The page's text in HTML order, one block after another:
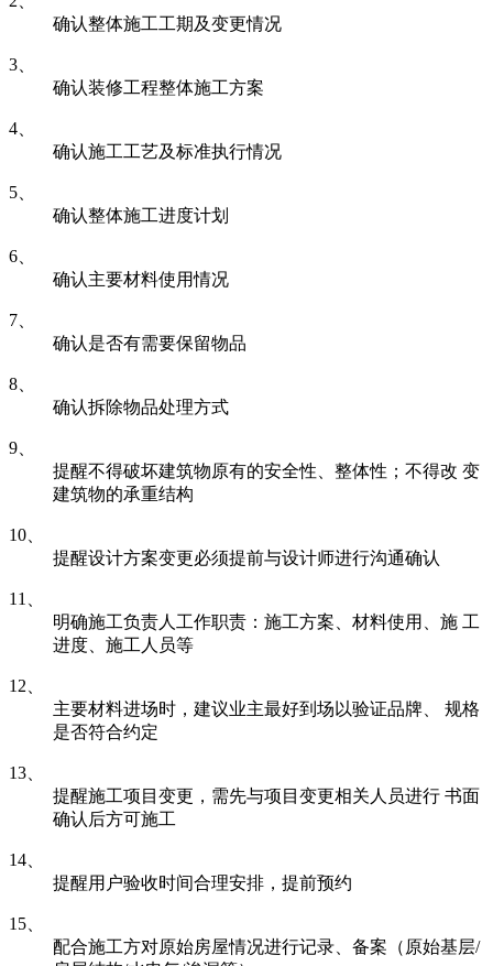
确认整体施工工期及变更情况
3、
确认装修工程整体施工方案
4、
确认施工工艺及标准执行情况
5、
确认整体施工进度计划
6、
确认主要材料使用情况
7、
确认是否有需要保留物品
8、
确认拆除物品处理方式
9、
提醒不得破坏建筑物原有的安全性、整体性；不得改 变
建筑物的承重结构
10、
提醒设计方案变更必须提前与设计师进行沟通确认
11、
明确施工负责人工作职责：施工方案、材料使用、施 工
进度、施工人员等
12、
主要材料进场时，建议业主最好到场以验证品牌、 规格
是否符合约定
13、
提醒施工项目变更，需先与项目变更相关人员进行 书面
确认后方可施工
14、
提醒用户验收时间合理安排，提前预约
15、
配合施工方对原始房屋情况进行记录、备案（原始基层/